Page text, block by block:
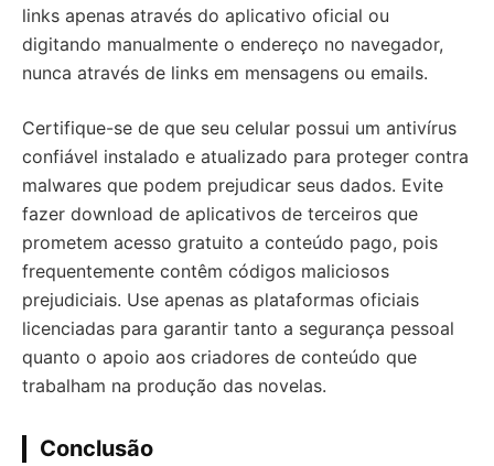
links apenas através do aplicativo oficial ou
digitando manualmente o endereço no navegador,
nunca através de links em mensagens ou emails.
Certifique-se de que seu celular possui um antivírus
confiável instalado e atualizado para proteger contra
malwares que podem prejudicar seus dados. Evite
fazer download de aplicativos de terceiros que
prometem acesso gratuito a conteúdo pago, pois
frequentemente contêm códigos maliciosos
prejudiciais. Use apenas as plataformas oficiais
licenciadas para garantir tanto a segurança pessoal
quanto o apoio aos criadores de conteúdo que
trabalham na produção das novelas.
Conclusão